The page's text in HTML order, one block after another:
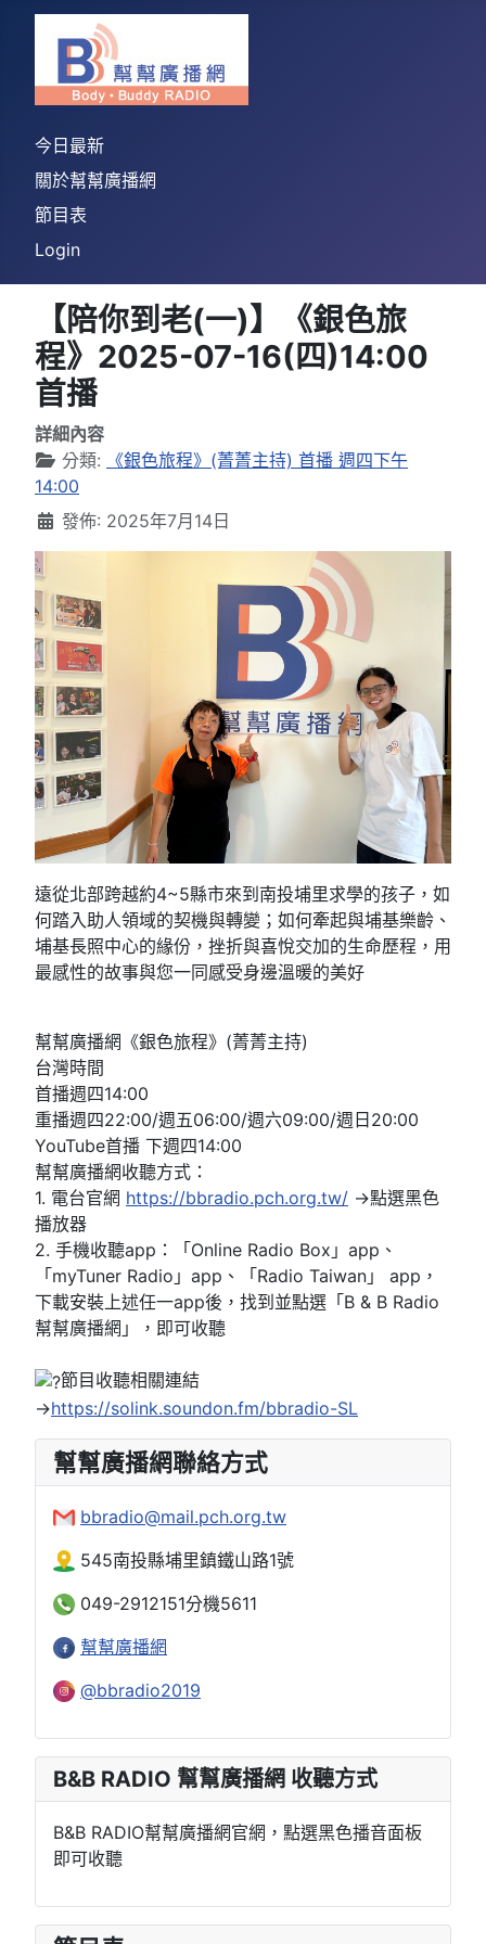
今日最新
關於幫幫廣播網
節目表
Login
【陪你到老(一)】《銀色旅
程》2025-07-16(四)14:00
首播
詳細內容
分類:
《銀色旅程》(菁菁主持) 首播 週四下午
14:00
發佈: 2025年7月14日
遠從北部跨越約4~5縣市來到南投埔里求學的孩子，如
何踏入助人領域的契機與轉變；如何牽起與埔基樂齡、
埔基長照中心的緣份，挫折與喜悅交加的生命歷程，用
最感性的故事與您一同感受身邊溫暖的美好
幫幫廣播網《銀色旅程》(菁菁主持)
台灣時間
首播週四14:00
重播週四22:00/週五06:00/週六09:00/週日20:00
YouTube首播 下週四14:00
幫幫廣播網收聽方式：
1. 電台官網 https://bbradio.pch.org.tw/ →點選黑色
播放器
2. 手機收聽app：「Online Radio Box」app、
「myTuner Radio」app、「Radio Taiwan」 app，
下載安裝上述任一app後，找到並點選「B & B Radio
幫幫廣播網」，即可收聽
節目收聽相關連結
→https://solink.soundon.fm/bbradio-SL
幫幫廣播網聯絡方式
bbradio@mail.pch.org.tw
545南投縣埔里鎮鐵山路1號
049-2912151分機5611
幫幫廣播網
@bbradio2019
B&B RADIO 幫幫廣播網 收聽方式
B&B RADIO幫幫廣播網官網，點選黑色播音面板
即可收聽